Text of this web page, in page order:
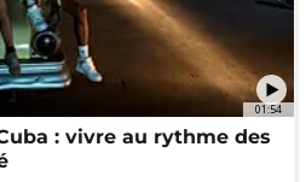
01:54
: vivre au rythme des